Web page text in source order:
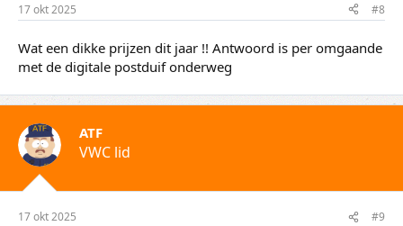
n
17 okt 2025 #8
Wat een dikke prijzen dit jaar !! Antwoord is per omgaande
met de digitale postduif onderweg
ATF
VWC lid
17 okt 2025 #9